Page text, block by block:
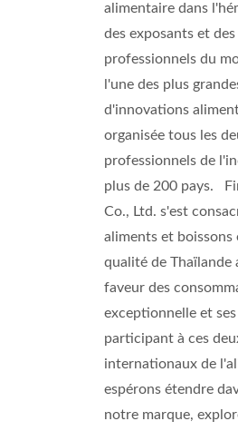
alimentaire dans
des exposants et
professionnels du
l'une des plus
d'innovations
organisée tous les
professionnels de
plus de 200 pays.
Co., Ltd. s'est
aliments et boissons
qualité de Thaïlande
faveur des
exceptionnelle et
participant à ces
internationaux de
espérons étendre
notre marque,